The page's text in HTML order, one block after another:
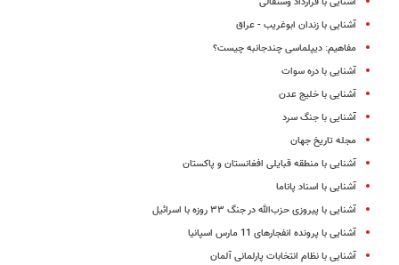
آشنایی با زندان ابوغریب - عراق
مفاهیم: دیپلماسی چندجانبه چیست؟
آشنایی با دره سوات
آشنایی با خلیج عدن
آشنایی با جنگ سرد
مجله تاریخ جهان
آشنایی با منطقه قبایلی افغانستان و پاکستان
آشنایی با اسناد پاناما
آشنایی با پیروزی حزب‌الله در جنگ ۳۳ روزه با اسرائیل
آشنایی با پرونده انفجار‌های 11 مارس اسپانیا
آشنایی با نظام انتخابات پارلمانی آلمان